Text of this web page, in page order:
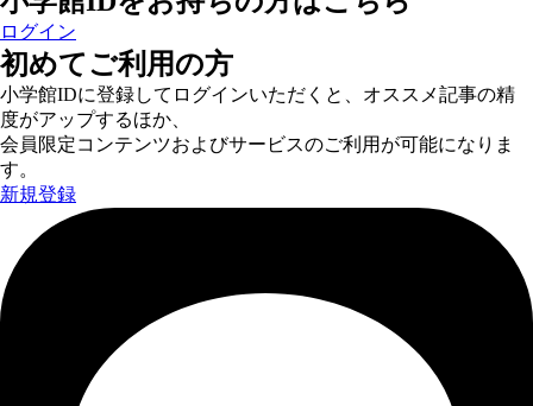
ログイン
初めてご利用の方
小学館IDに登録してログインいただくと、オススメ記事の精
度がアップするほか、
会員限定コンテンツおよびサービスのご利用が可能になりま
す。
新規登録